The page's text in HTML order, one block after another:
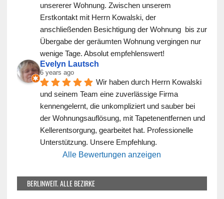
unsererer Wohnung. Zwischen unserem
Erstkontakt mit Herrn Kowalski, der
anschließenden Besichtigung der Wohnung  bis zur
Übergabe der geräumten Wohnung vergingen nur
wenige Tage. Absolut empfehlenswert!
Evelyn Lautsch
6 years ago
Wir haben durch Herrn Kowalski
und seinem Team eine zuverlässige Firma
kennengelernt, die unkompliziert und sauber bei
der Wohnungsauflösung, mit Tapetenentfernen und
Kellerentsorgung, gearbeitet hat. Professionelle
Unterstützung. Unsere Empfehlung.
Alle Bewertungen anzeigen
BERLINWEIT. ALLE BEZIRKE